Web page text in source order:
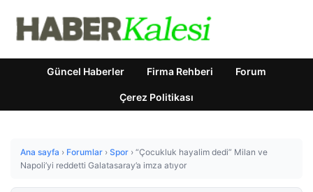
Güncel Haberler Firma Rehberi Forum
Çerez Politikası
Ana sayfa › Forumlar › Spor › “Çocukluk hayalim dedi” Milan ve
Napoli’yi reddetti Galatasaray’a imza atıyor